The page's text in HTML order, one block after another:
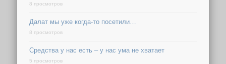
8 просмотров
Далат мы уже когда-то посетили…
8 просмотров
Средства у нас есть – у нас ума не хватает
5 просмотров